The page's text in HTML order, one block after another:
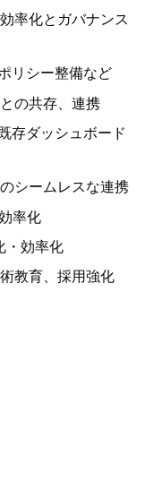
率化とガバナンス
リシー整備など
の共存、連携
存ダッシュボード
シームレスな連携
率化
・効率化
教育、採用強化